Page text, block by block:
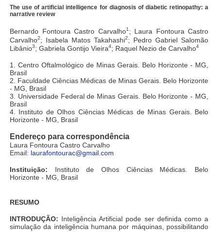
The use of artificial intelligence for diagnosis of diabetic retinopathy: a
narrative review
Bernardo Fontoura Castro Carvalho1 ; Laura Fontoura Castro
Carvalho2; Isabela Matos Takahashi2; Pedro Gabriel Salomão
Libânio3; Gabriela Gontijo Vieira4; Raquel Nezio de Carvalho4
1. Centro Oftalmológico de Minas Gerais. Belo Horizonte - MG,
Brasil
2. Faculdade Ciências Médicas de Minas Gerais. Belo Horizonte
- MG, Brasil
3. Universidade Federal de Minas Gerais. Belo Horizonte - MG,
Brasil
4. Instituto de Olhos Ciências Médicas de Minas Gerais. Belo
Horizonte - MG, Brasil
Endereço para correspondência
Laura Fontoura Castro Carvalho
Email: laurafontourac@gmail.com
Instituição: Instituto de Olhos Ciências Médicas. Belo
Horizonte - MG, Brasil
RESUMO
INTRODUÇÃO: Inteligência Artificial pode ser definida como a
simulação da inteligência humana por máquinas, possibilitando